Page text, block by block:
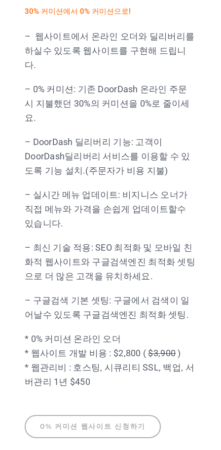
30% 커미션에서 0% 커미션으로!
– 웹사이트에서 온라인 오더와 딜리버리를
하실수 있도록 웹사이트를 구현해 드립니
다.
– 0% 커미션: 기존 DoorDash 온라인 주문
시 지불했던 30%의 커미션을 0%로 줄이세
요.
– DoorDash 딜리버리 기능: 고객이
DoorDash딜리버리 서비스를 이용할 수 있
도록 기능 설치.(주문자가 비용 지불)
– 실시간 메뉴 업데이트: 비지니스 오너가
직접 메뉴와 가격을 손쉽게 업데이트할수
있습니다.
– 최신 기술 적용: SEO 최적화 및 모바일 친
화적 웹사이트와 구글검색엔진 최적화 셋팅
으로 더 많은 고객을 유치하세요.
– 구글검색 기본 셋팅: 구글에서 검색이 일
어날수 있도록 구글검색엔진 최적화 셋팅.
* 0% 커미션 온라인 오더
* 웹사이트 개발 비용 : $2,800 ($3,900)
* 웹관리비 : 호스팅, 시큐리티 SSL, 백업, 서
버관리 1년 $450
0% 커미션 웹사이트 신청하기